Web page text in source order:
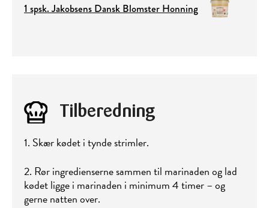
1 spsk. Jakobsens Dansk Blomster Honning
Tilberedning
1. Skær kødet i tynde strimler.
2. Rør ingredienserne sammen til marinaden og lad
kødet ligge i marinaden i minimum 4 timer – og
gerne natten over.